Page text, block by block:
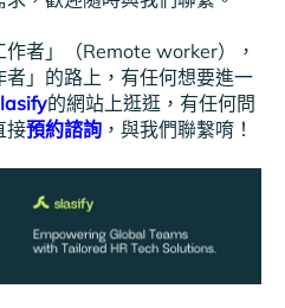
者」（Remote worker），
」的路上，有任何想要進一
的網站上逛逛，有任何問
接預約諮詢 ，與我們聯繫唷！